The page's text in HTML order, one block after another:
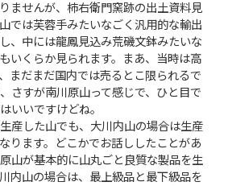
ませんが、柿右衛門窯跡の出土資料見
では芙蓉手みたいなごく汎用的な輸出
、中には龍鳳見込み荒磯文鉢みたいな
いくらか見られます。まあ、当時は高
まだまだ国内では売るとこ限られるで
さすが南川原山って感じで、ひと目で
いいですけどね。
産した山でも、大川内山の場合は生産
ります。どこかでお話ししたことがあ
山が基本的に山丸ごと良質な製品を生
内山の場合は、最上級品と最下級品を